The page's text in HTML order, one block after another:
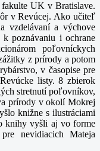
fakulte UK v Bratislave.
v Revúcej. Ako učiteľ
vzdelávaní a výchove
poznávaniu i ochrane
poľovníckych
z prírody a potom
v časopise pre
listy. 8 zbierok
stretnutí poľovníkov,
prírody v okolí Mokrej
knižne s ilustráciami
knihy vyšli aj vo forme
nevidiacich Mateja